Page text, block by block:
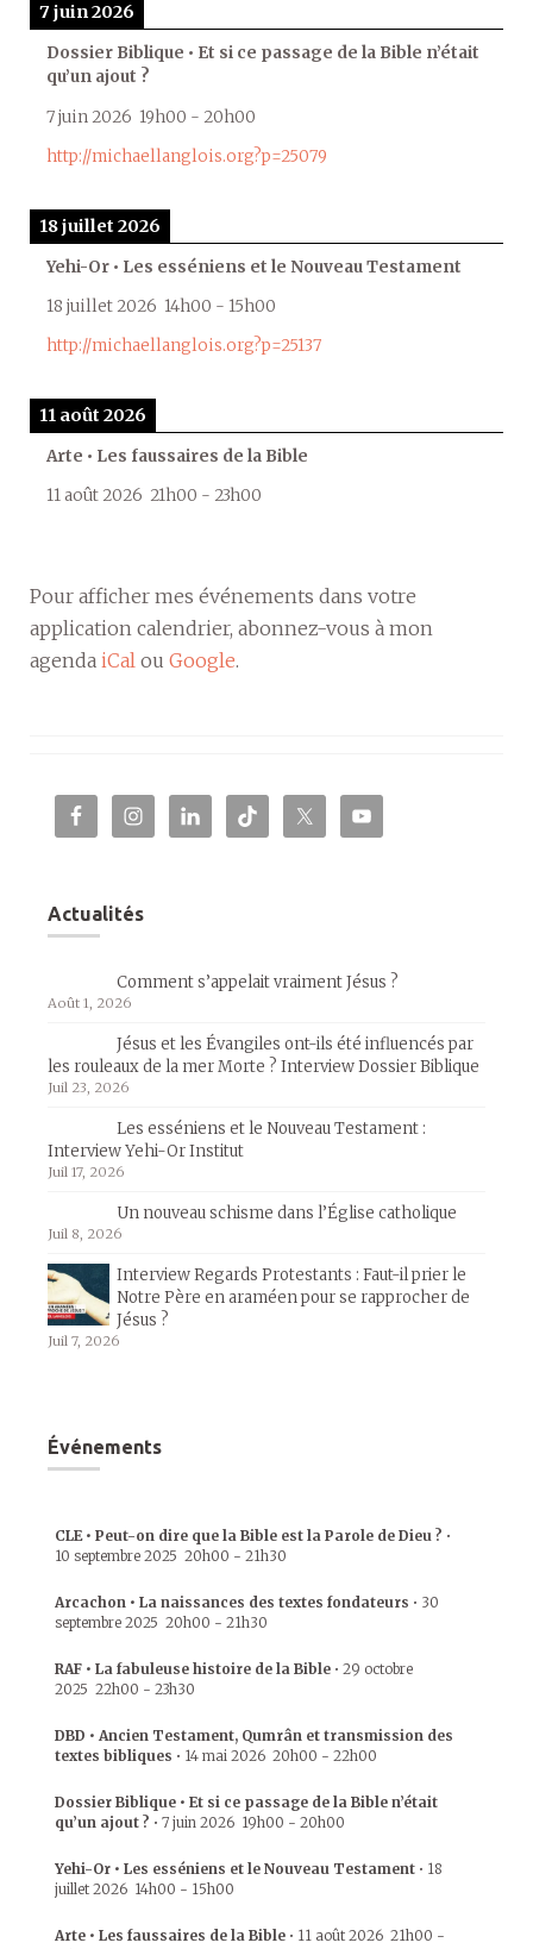
7 juin 2026
Dossier Biblique • Et si ce passage de la Bible n’était
qu’un ajout ?
7 juin 2026 19h00 - 20h00
http://michaellanglois.org?p=25079
18 juillet 2026
Yehi-Or • Les esséniens et le Nouveau Testament
18 juillet 2026 14h00 - 15h00
http://michaellanglois.org?p=25137
11 août 2026
Arte • Les faussaires de la Bible
11 août 2026 21h00 - 23h00
Pour afficher mes événements dans votre
application calendrier, abonnez-vous à mon
agenda iCal ou Google.
Actualités
Comment s’appelait vraiment Jésus ?
Août 1, 2026
Jésus et les Évangiles ont-ils été influencés par
les rouleaux de la mer Morte ? Interview Dossier Biblique
Juil 23, 2026
Les esséniens et le Nouveau Testament :
Interview Yehi-Or Institut
Juil 17, 2026
Un nouveau schisme dans l’Église catholique
Juil 8, 2026
Interview Regards Protestants : Faut-il prier le
Notre Père en araméen pour se rapprocher de
Jésus ?
Juil 7, 2026
Événements
CLE • Peut-on dire que la Bible est la Parole de Dieu ? •
10 septembre 2025 20h00 - 21h30
Arcachon • La naissances des textes fondateurs • 30
septembre 2025 20h00 - 21h30
RAF • La fabuleuse histoire de la Bible • 29 octobre
2025 22h00 - 23h30
DBD • Ancien Testament, Qumrân et transmission des
textes bibliques • 14 mai 2026 20h00 - 22h00
Dossier Biblique • Et si ce passage de la Bible n’était
qu’un ajout ? • 7 juin 2026 19h00 - 20h00
Yehi-Or • Les esséniens et le Nouveau Testament • 18
juillet 2026 14h00 - 15h00
Arte • Les faussaires de la Bible • 11 août 2026 21h00 -